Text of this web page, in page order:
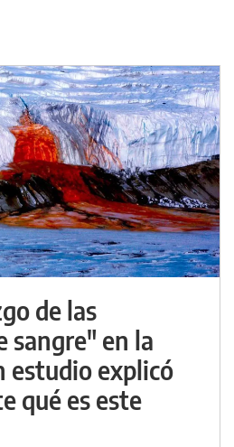
de las
sangre" en la
estudio explicó
qué es este